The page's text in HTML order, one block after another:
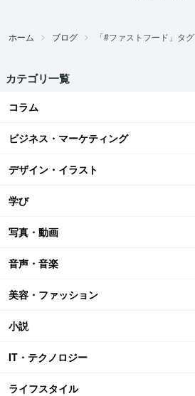
ホーム ブログ 「#ファストフード」タグ
カテゴリ一覧
コラム
ビジネス・マーケティング
デザイン・イラスト
学び
写真・動画
音声・音楽
美容・ファッション
小説
IT・テクノロジー
ライフスタイル